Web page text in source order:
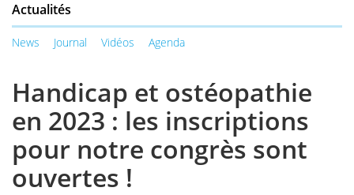
matières
Actualités
News Journal Vidéos Agenda
Handicap et ostéopathie
en 2023 : les inscriptions
pour notre congrès sont
ouvertes !